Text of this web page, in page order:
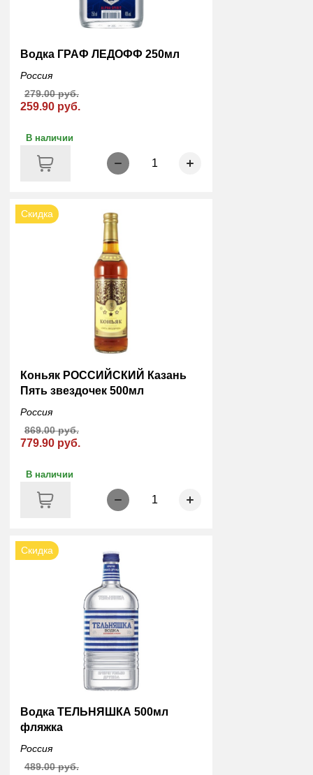
Водка ГРАФ ЛЕДОФФ 250мл
Россия
259.90 руб.
279.00 руб.
В наличии
1
Скидка
Коньяк РОССИЙСКИЙ Казань
Пять звездочек 500мл
Россия
779.90 руб.
869.00 руб.
В наличии
1
Скидка
Водка ТЕЛЬНЯШКА 500мл
фляжка
Россия
489.00 руб.